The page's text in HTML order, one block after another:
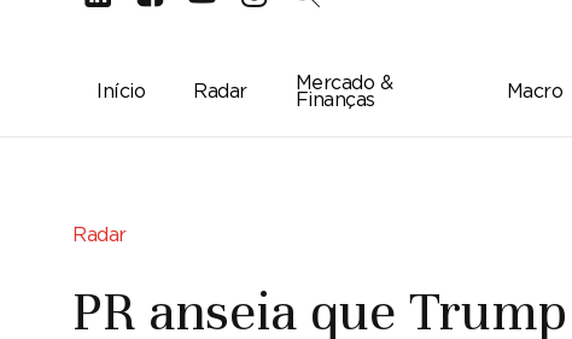
Início Radar
Mercado &
Finanças
Macro
Radar
PR anseia que